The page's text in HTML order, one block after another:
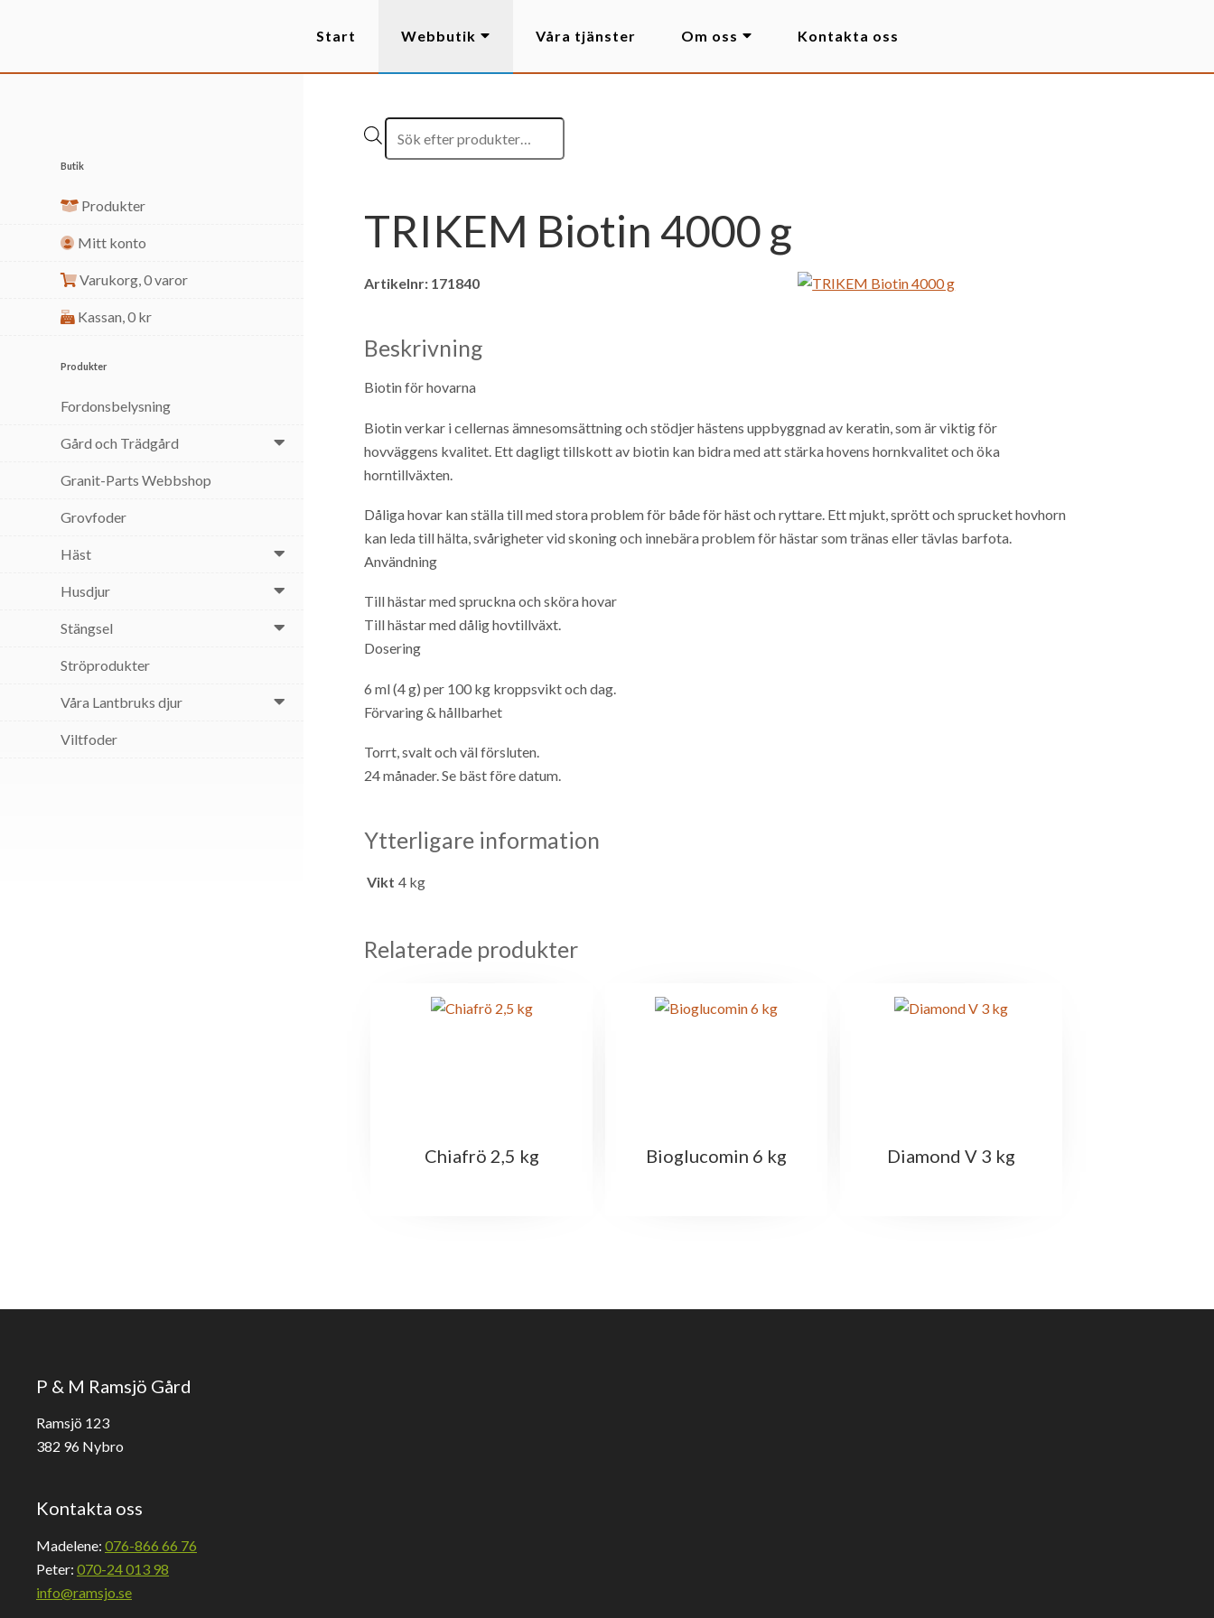
Start Webbutik Våra tjänster Om oss Kontakta oss
Butik
Produkter
Mitt konto
Varukorg,0 varor
Kassan,0 kr
Produkter
Fordonsbelysning
Gård och Trädgård
Granit-Parts Webbshop
Grovfoder
Häst
Husdjur
Stängsel
Ströprodukter
Våra Lantbruks djur
Viltfoder
TRIKEM Biotin 4000 g
Artikelnr: 171840
Beskrivning
Biotin för hovarna
Biotin verkar i cellernas ämnesomsättning och stödjer hästens uppbyggnad av keratin, som är viktig för
hovväggens kvalitet. Ett dagligt tillskott av biotin kan bidra med att stärka hovens hornkvalitet och öka
horntillväxten.
Dåliga hovar kan ställa till med stora problem för både för häst och ryttare. Ett mjukt, sprött och sprucket hovhorn
kan leda till hälta, svårigheter vid skoning och innebära problem för hästar som tränas eller tävlas barfota.
Användning
Till hästar med spruckna och sköra hovar
Till hästar med dålig hovtillväxt.
Dosering
6 ml (4 g) per 100 kg kroppsvikt och dag.
Förvaring & hållbarhet
Torrt, svalt och väl försluten.
24 månader. Se bäst före datum.
Ytterligare information
Vikt 4 kg
Relaterade produkter
Chiafrö 2,5 kg Bioglucomin 6 kg Diamond V 3 kg
P & M Ramsjö Gård
Ramsjö 123
382 96 Nybro
Kontakta oss
Madelene: 076-866 66 76
Peter: 070-24 013 98
info@ramsjo.se